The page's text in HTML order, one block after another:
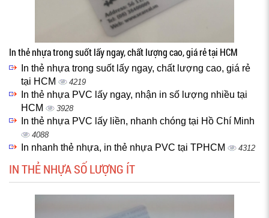
In thẻ nhựa trong suốt lấy ngay, chất lượng cao, giá rẻ tại HCM
In thẻ nhựa trong suốt lấy ngay, chất lượng cao, giá rẻ
tại HCM
4219
In thẻ nhựa PVC lấy ngay, nhận in số lượng nhiều tại
HCM
3928
In thẻ nhựa PVC lấy liền, nhanh chóng tại Hồ Chí Minh
4088
In nhanh thẻ nhựa, in thẻ nhựa PVC tại TPHCM 4312
IN THẺ NHỰA SỐ LƯỢNG ÍT